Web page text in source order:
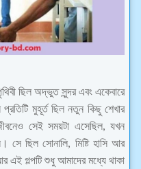
ছিল অদ্ভুত সুন্দর এবং একেবারে
প্রতিটি মুহূর্ত ছিল নতুন কিছু শেখার
সেই সময়টা এসেছিল, যখন
ছিল সোনালি, মিষ্টি হাসি আর
এই গল্পটি শুধু আমাদের মধ্যে থাকা